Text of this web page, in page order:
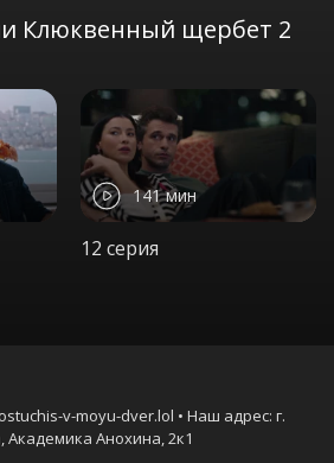
Клюквенный щербет 2
141 мин
12 серия
v-moyu-dver.lol • Наш адрес: г.
Академика Анохина, 2к1